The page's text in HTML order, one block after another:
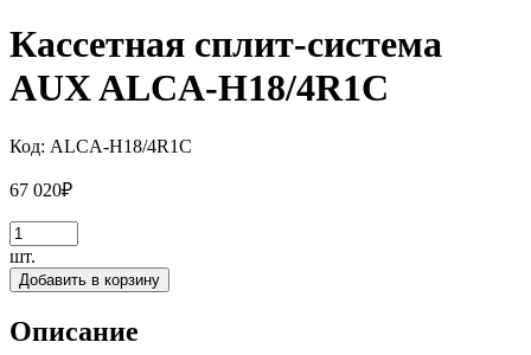
Кассетная сплит-система
AUX ALCA-H18/4R1C
Код: ALCA-H18/4R1C
67 020₽
шт.
Добавить в корзину
Описание